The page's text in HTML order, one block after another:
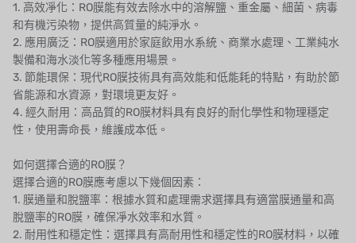
YAZAKI
RUNXIN
1. 高效凈化：RO膜能有效去除水中的溶解鹽、重金屬、細菌、病毒
和有機污染物，提供高質量的純淨水。
2. 應用廣泛：RO膜適用於家庭飲用水系統、商業水處理、工業純水
製備和海水淡化等多種應用場景。
3. 節能環保：現代RO膜技術具有高效能和低能耗的特點，有助於節
省能源和水資源，對環境更友好。
4. 經久耐用：高品質的RO膜材料具有良好的耐化學性和物理穩定
性，使用壽命長，維護成本低。
如何選擇合適的RO膜？
選擇合適的RO膜應考慮以下幾個因素：
1. 膜通量和脫鹽率：根據水質和處理需求選擇具有適當膜通量和高
脫鹽率的RO膜，確保凈水效率和水質。
2. 耐用性和穩定性：選擇具有高耐用性和穩定性的RO膜材料，以確